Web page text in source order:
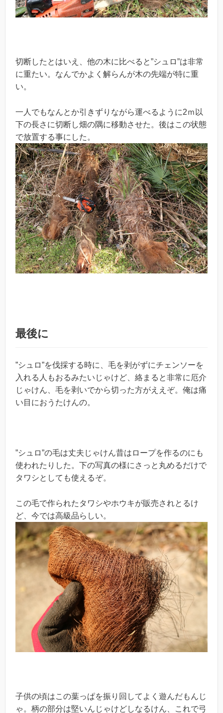
切断したとはいえ、他の木に比べると”シュロ”は非常
に重たい。なんでかよく解らんが木の先端が特に重
い。
一人でもなんとか引きずりながら運べるように2ｍ以
下の長さに切断し畑の隅に移動させた。後はこの状態
で放置する事にした。
最後に
”シュロ”を伐採する時に、毛を剥がずにチェンソーを
入れる人もおるみたいじゃけど、絡まると非常に厄介
じゃけん、毛を剥いでから切った方がええぞ。俺は痛
い目におうたけんの。
”シュロ”の毛は丈夫じゃけん昔はロープを作るのにも
使われたりした。下の写真の様にさっと丸めるだけで
タワシとしても使えるぞ。
この毛で作られたタワシやホウキが販売されとるけ
ど、今では高級品らしい。
子供の頃はこの葉っぱを振り回してよく遊んだもんじ
ゃ。柄の部分は堅いんじゃけどしなるけん、これで弓